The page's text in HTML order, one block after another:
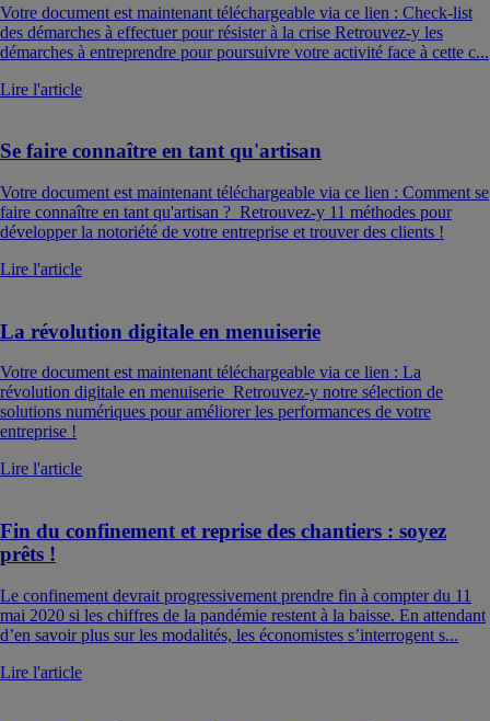
Votre document est maintenant téléchargeable via ce lien : Check-list
des démarches à effectuer pour résister à la crise Retrouvez-y les
démarches à entreprendre pour poursuivre votre activité face à cette c...
Lire l'article
Se faire connaître en tant qu'artisan
Votre document est maintenant téléchargeable via ce lien : Comment se
faire connaître en tant qu'artisan ? Retrouvez-y 11 méthodes pour
développer la notoriété de votre entreprise et trouver des clients !
Lire l'article
La révolution digitale en menuiserie
Votre document est maintenant téléchargeable via ce lien : La
révolution digitale en menuiserie Retrouvez-y notre sélection de
solutions numériques pour améliorer les performances de votre
entreprise !
Lire l'article
Fin du confinement et reprise des chantiers : soyez
prêts !
Le confinement devrait progressivement prendre fin à compter du 11
mai 2020 si les chiffres de la pandémie restent à la baisse. En attendant
d’en savoir plus sur les modalités, les économistes s’interrogent s...
Lire l'article